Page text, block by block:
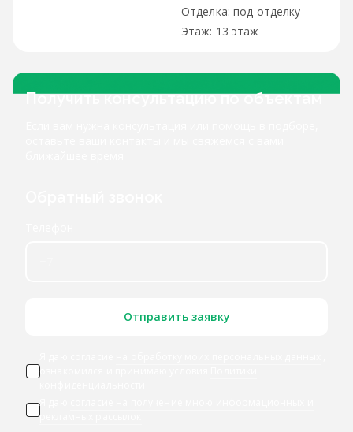
под отделку
13 этаж
Получить консультацию по объектам
Отправить заявку
ознакомился и принимаю условия
Я даю
рекламных рассылок